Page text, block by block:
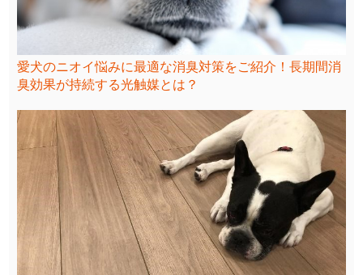
愛犬のニオイ悩みに最適な消臭対策をご紹介！長期間消
臭効果が持続する光触媒とは？